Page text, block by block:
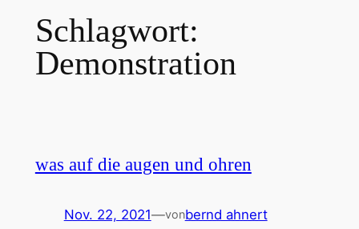
Schlagwort:
Demonstration
was auf die augen und ohren
Nov. 22, 2021—vonbernd ahnert